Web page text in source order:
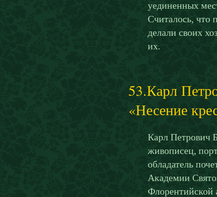
уединенных
Считалось, что
делали своих
их.
53.Карл
«Несение
Карл Петрович
живописец,
обладатель
Академии
Флорентийской